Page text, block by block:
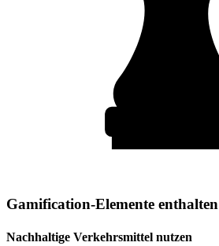
Gamification-Elemente enthalten
Nachhaltige Verkehrsmittel nutzen